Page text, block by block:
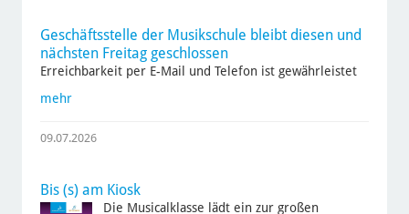
Geschäftsstelle der Musikschule bleibt diesen und
nächsten Freitag geschlossen
Erreichbarkeit per E-Mail und Telefon ist gewährleistet
mehr
09.07.2026
Bis (s) am Kiosk
Die Musicalklasse lädt ein zur großen